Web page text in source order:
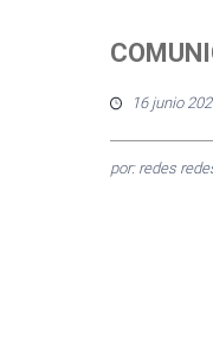
16 junio
por: redes